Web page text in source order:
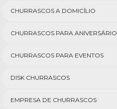
CHURRASCOS A DOMICÍLIO
CHURRASCOS PARA
CHURRASCOS PARA EVENTOS
DISK CHURRASCOS
EMPRESA DE CHURRASCOS